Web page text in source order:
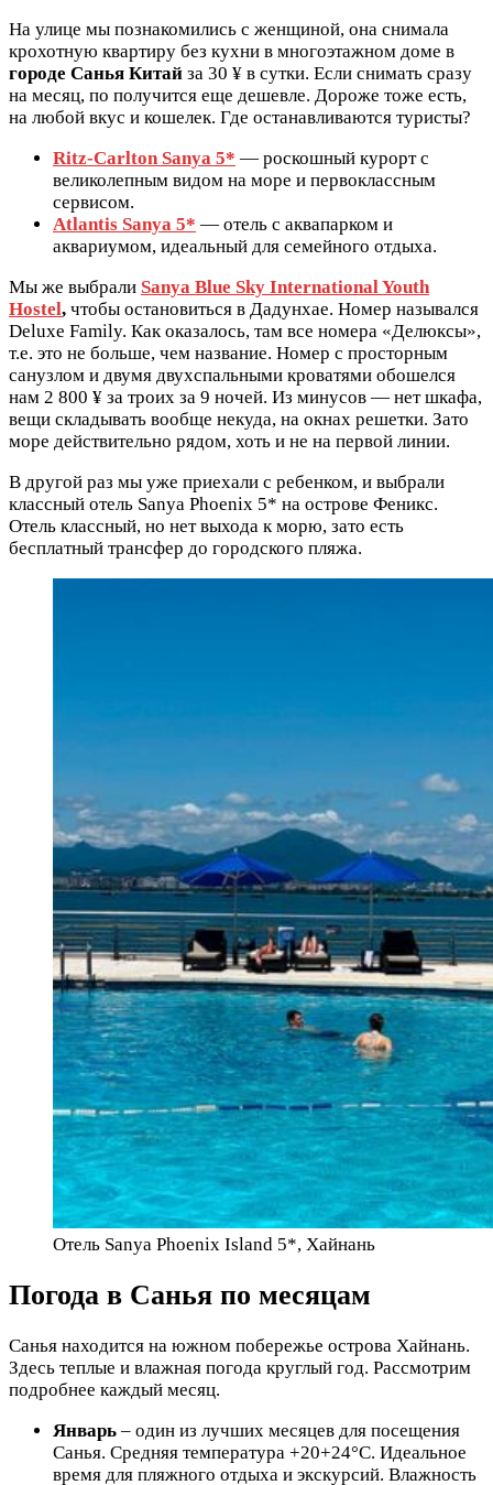
На улице мы познакомились с женщиной, она снимала
крохотную квартиру без кухни в многоэтажном доме в
городе Санья Китай за 30 ¥ в сутки. Если снимать сразу
на месяц, по получится еще дешевле. Дороже тоже есть,
на любой вкус и кошелек. Где останавливаются туристы?
Ritz-Carlton Sanya 5* — роскошный курорт с
великолепным видом на море и первоклассным
сервисом.
Atlantis Sanya 5* — отель с аквапарком и
аквариумом, идеальный для семейного отдыха.
Мы же выбрали Sanya Blue Sky International Youth
Hostel, чтобы остановиться в Дадунхае. Номер назывался
Deluxe Family. Как оказалось, там все номера «Делюксы»,
т.е. это не больше, чем название. Номер с просторным
санузлом и двумя двухспальными кроватями обошелся
нам 2 800 ¥ за троих за 9 ночей. Из минусов — нет шкафа,
вещи складывать вообще некуда, на окнах решетки. Зато
море действительно рядом, хоть и не на первой линии.
В другой раз мы уже приехали с ребенком, и выбрали
классный отель Sanya Phoenix 5* на острове Феникс.
Отель классный, но нет выхода к морю, зато есть
бесплатный трансфер до городского пляжа.
Отель Sanya Phoenix Island 5*, Хайнань
Погода в Санья по месяцам
Санья находится на южном побережье острова Хайнань.
Здесь теплые и влажная погода круглый год. Рассмотрим
подробнее каждый месяц.
Январь – один из лучших месяцев для посещения
Санья. Средняя температура +20+24°C. Идеальное
время для пляжного отдыха и экскурсий. Влажность